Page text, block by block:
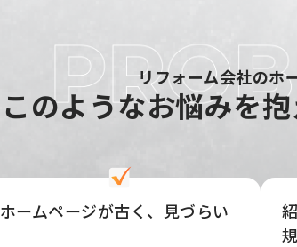
リフォーム会社のホ
このようなお悩みを
ホームページが古く、見づらい